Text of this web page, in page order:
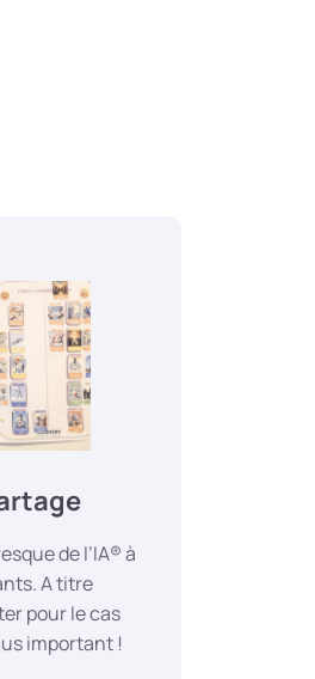
de l’IA® à
A titre
pour le cas
important !